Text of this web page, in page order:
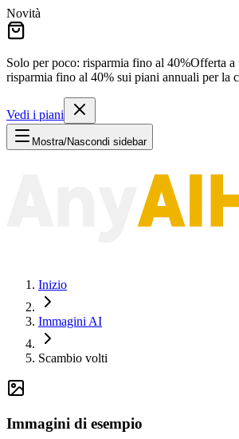
Novità
Solo per poco: risparmia fino al 40%Offerta a
risparmia fino al 40% sui piani annuali per la
Vedi i piani
Mostra/Nascondi sidebar
Inizio
Immagini AI
Scambio volti
Immagini di esempio